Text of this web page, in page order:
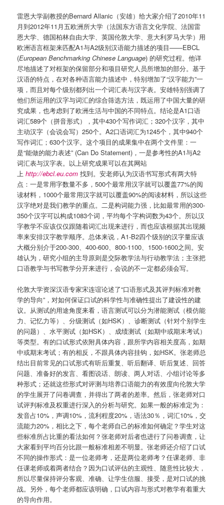
雷恩大学副教授的Bernard Allanic（安雄）给大家介绍了2010年11
月到2012年11月五欧洲所大学（法国东方语言文化学院、法国雷
恩大学、德国柏林自由大学、英国伦敦大学、意大利罗马大学）用
欧洲语言框架来匹配A1与A2级别汉语能力描述的项目——EBCL
(European Benchmarking Chinese Language) 的研究过程。他详
尽地描述了对框架的保留部分和项目研究人员所增加的部分。基于
汉语的特点，在对各种语言能力描述中，特别增加了“汉字能力”一
项，而且对每个级别都列出一个词汇表与汉字表。安雄特别强调了
他们所运用的汉字与词汇的综合筛选方法，既运用了中国大量的研
究成果，也考虑到了欧洲生活与中国的不同特点。结论是A1口语
词汇589个（拼音形式），其中430个写作词汇；320个汉字，其中
主动汉字（会说会写）250个。A2口语词汇为1245个，其中940个
写作词汇；630个汉字。这个项目的成果集中在两个文件里：一
是“能做的能力表述” (Can Do Statement)，一是参考性的A1与A2
词汇表与汉字表。以上研究成果可以在其网站
上http://ebcl.eu.com 找到。安老师认为汉语书写形式有两大特
点：一是常用字数量不多，500个最常用汉字就可以覆盖77%的阅
读材料，1000个最常用汉字就可以覆盖90%的阅读材料，所以这些
汉字绝对是我们教学的重点。二是构词能力强，比如最常用的300-
350个汉字可以构成1083个词，平均每个字构词数为43个。所以汉
字教学不应该仅仅跟随着词汇出现来进行，而也应该根据其出现频
率来安排汉字教学顺序。总体来说，A1-B2四个级别的汉字量应该
大概分别介于200-300、400-600、800-1100、1500-1600之间。安
雄认为，研究小组的主导原则是交际教学法与行动教学法；主张把
口语教学与书写教学分开来进行，会说的不一定都必须会写。
伦敦大学资深汉语专家宋连谊论述了“口语形式及其评判标准对教
学的导向”，对如何保证口试的科学性与准确性提出了建设性的建
议。从测试的用途角度来看，语言测试可以分为潜能测试（模仿能
力、记忆力等）、分级测试（如HSK）、诊断测试（针对个别学生
的问题）、水平测试（如HSK）、成绩测试（如期中或期末考试）
等类型。有的口试形式依附具体内容，跟所学内容相关度高，如期
中或期末考试；有的相反，不跟具体内容挂钩，如HSK。张老师总
结出目前常见的口试形式有听后重复、听后翻译、听后复述、回答
问题、准备好的发言、看图说话、朗读、两人对话、小组讨论等多
种形式；还就这些形式对评测与培养口语能力的有效度向伦敦大学
的学生展开了问卷调查，并得出了两者的差率。然后，张老师对口
试评判标准及权重进行深入的分析与研究。如果一般的标准定为：
发音占10%，声调10%，流利程度20%，语法30％，词汇10%，交
流能力20%，相比之下，每个老师自己的标准如何确定？学生对这
些标准所占比重的看法如何？张老师对后者也进行了问卷调查，让
大家看到平均百分比跟一般标准相差不明显。张老师还介绍了口试
不同的操作形式：是一位老师考，还是两位老师考？任课老师、非
任课老师或着两者结合？因为口试评估的主观性、随意性比较大，
所以尽量保持评分客观、准确、让学生信服、接受，是对口试的挑
战。另外，每个老师都应该明确，口试内容与形式对教学有着重大
的导向作用。